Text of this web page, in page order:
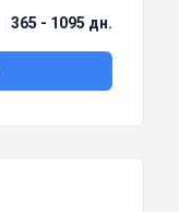
365 - 1095 дн.